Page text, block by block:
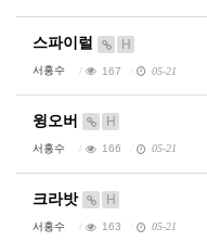
스파이럴 H
서홍수 167 05-21
윙오버 H
서홍수 166 05-21
크라밧 H
서홍수 163 05-21